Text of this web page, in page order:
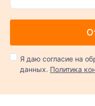
Я даю согласие на
данных. Политика